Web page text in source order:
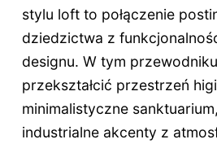
stylu loft to połączenie
dziedzictwa z
designu. W tym
przekształcić przestrzeń
minimalistyczne
industrialne akcenty z